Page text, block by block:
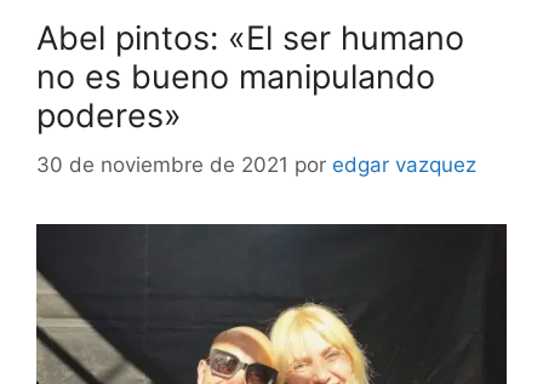
Abel pintos: «El ser humano
no es bueno manipulando
poderes»
30 de noviembre de 2021 por edgar vazquez